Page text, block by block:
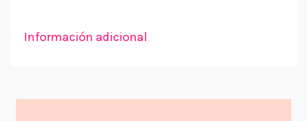
Información adicional